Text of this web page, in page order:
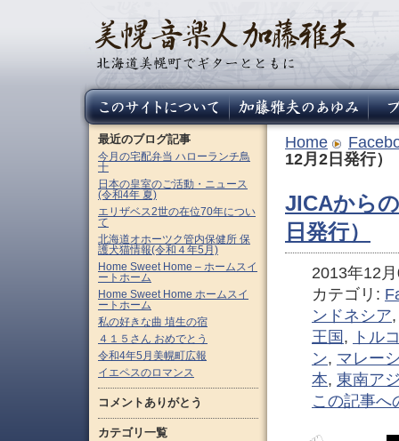
Home
12月2日発行）
JICAから
日発行）
2013年12
カテゴリ:
ンドネシア
王国 ,
トル
ン, マレー
本, 東南ア
この記事へ
最近のブログ記事
今月の宅配弁当 ハローランチ鳥
十
日本の皇室のご活動・ニュース
(令和4年 夏)
エリザベス2世の在位70年につい
て
北海道オホーツク管内保健所 保
護犬猫情報(令和４年5月)
Home Sweet Home – ホームスイ
ートホーム
Home Sweet Home ホームスイ
ートホーム
私の好きな曲 埴生の宿
４１５さん おめでとう
令和4年5月美幌町広報
イエペスのロマンス
コメントありがとう
カテゴリ一覧